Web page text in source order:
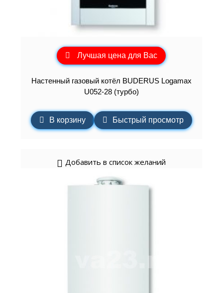
Лучшая цена для Вас
Настенный газовый котёл BUDERUS Logamax
U052-28 (турбо)
В корзину Быстрый просмотр
Добавить в список желаний